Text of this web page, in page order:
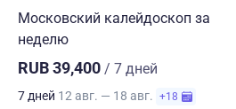
Московский калейдоскоп за
неделю
RUB 39,400 / 7 дней
7 дней 12 авг. — 18 авг. +18